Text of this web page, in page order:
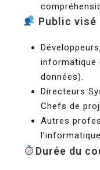
Public visé
informatique
données).
Directeurs
Chefs de
Autres
l’informatique
Durée du